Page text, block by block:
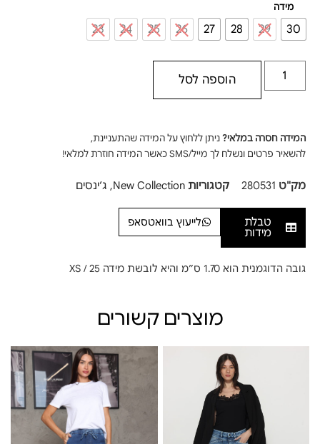
מידה
30
29
28
27
26
25
24
23
הוספה לסל
המידה חסרה במלאי?ניתן ללחוץ על המידה שהתעניינת,
להשאיר פרטים ונשלח לך מייל/SMS כאשר המידה חוזרת למלאי!
מק"ט 280531 קטגוריות New Collection
, ג׳ינסים
טבלת
מידות
לייעוץ בוואטסאפ
גובה הדוגמנית הוא 1.70 ס”מ והיא לובשת מידה XS / 25
מוצרים קשורים